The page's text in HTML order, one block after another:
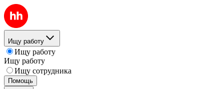
Ищу работу
Ищу работу
Ищу работу
Ищу сотрудника
Помощь